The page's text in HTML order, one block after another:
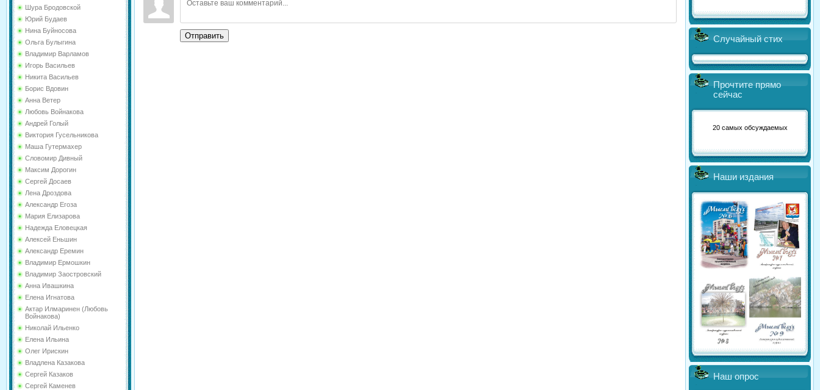
Шура Бродовской
Юрий Будаев
Нина Буйносова
Ольга Булыгина
Владимир Варламов
Игорь Васильев
Никита Васильев
Борис Вдовин
Анна Ветер
Любовь Войнакова
Андрей Голый
Виктория Гусельникова
Маша Гутермахер
Словомир Дивный
Максим Дорогин
Сергей Досаев
Лена Дроздова
Александр Егоза
Мария Елизарова
Надежда Еловецкая
Алексей Еньшин
Александр Еремин
Владимир Ермошкин
Владимир Заостровский
Анна Ивашкина
Елена Игнатова
Актар Илмаринен (Любовь
Войнакова)
Николай Ильенко
Елена Ильина
Олег Ирискин
Владлена Казакова
Сергей Казаков
Сергей Каменев
Отправить Случайный стих
Прочтите прямо
сейчас
20 самых обсуждаемых
Наши издания
Наш опрос